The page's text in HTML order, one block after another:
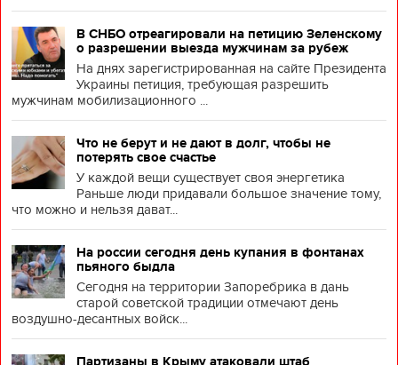
В СНБО отреагировали на петицию Зеленскому
о разрешении выезда мужчинам за рубеж
На днях зарегистрированная на сайте Президента
Украины петиция, требующая разрешить
мужчинам мобилизационного ...
Что не берут и не дают в долг, чтобы не
потерять свое счастье
У каждой вещи существует своя энергетика
Раньше люди придавали большое значение тому,
что можно и нельзя дават...
На россии сегодня день купания в фонтанах
пьяного быдла
Сегодня на территории Запоребрика в дань
старой советской традиции отмечают день
воздушно-десантных войск...
Партизаны в Крыму атаковали штаб